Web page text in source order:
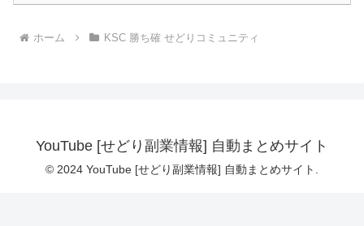
ホーム KSC 勝ち確 せどりコミュニティ
YouTube [せどり副業情報] 自動まとめサイト
© 2024 YouTube [せどり副業情報] 自動まとめサイト.